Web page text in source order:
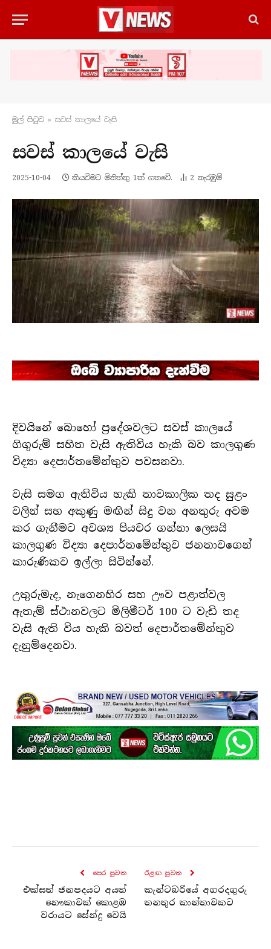
මුල් පිටු​ව » සවස් කාලයේ වැසි
සවස් කාලයේ වැසි
2025-10-04 කියවීමට මිනිත්තු 1ක් ගතවේ. 2 නැරඹු​ම්
දිවයිනේ බොහෝ ප්‍රදේශවලට සවස් කාලයේ
ගිගුරුම් සහිත වැසි ඇතිවිය හැකි බව කාලගුණ
විද්‍යා දෙපාර්තමේන්තුව පවසනවා.
වැසි සමග ඇතිවිය හැකි තාවකාලික තද සුළං
වලින් සහ අකුණු මඟින් සිදු වන අනතුරු අවම
කර ගැනීමට අවශ්‍ය පියවර ගන්නා ලෙසයි
කාලගුණ විද්‍යා දෙපාර්තමේන්තුව ජනතාවගෙන්
කාරුණිකව ඉල්ලා සිටින්නේ.‍
උතුරුමැද, නැගෙනහිර සහ ඌව පළාත්වල
ඇතැම් ස්ථානවලට මිලිමීටර් 100 ට වැඩි තද
වැසි ඇති විය හැකි බවත් දෙපාර්තමේන්තුව
දැනුම්දෙනවා.
පෙර පුව​ත
එක්සත් ජනපදයට අයත්
නෞකාවක් කොළඹ
වරායට සේන්දු වෙයි
ඊළඟ පුව​ත
කැන්ටබරියේ අගරදගුරු
තනතුර කාන්තාවකට